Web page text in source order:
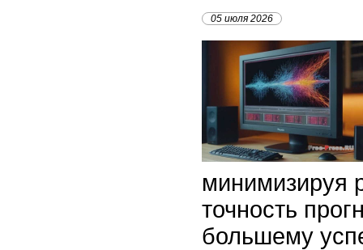
05 июля 2026
минимизируя
точность
большему